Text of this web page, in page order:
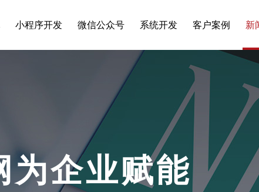
小程序开发 微信公众号 系统开发 客户案例 新
为企业赋能